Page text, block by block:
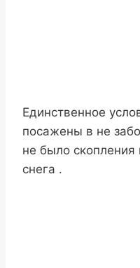
Единственное
посажены в не
не было
снега .